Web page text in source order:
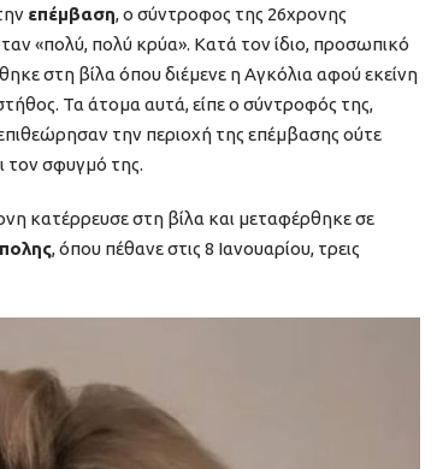
επέμβαση, ο σύντροφος της 26χρονης
«πολύ, πολύ κρύα». Κατά τον ίδιο, προσωπικό
στη βίλα όπου διέμενε η Αγκόλια αφού εκείνη
Τα άτομα αυτά, είπε ο σύντροφός της,
την περιοχή της επέμβασης ούτε
τον σφυγμό της.
κατέρρευσε στη βίλα και μεταφέρθηκε σε
, όπου πέθανε στις 8 Ιανουαρίου, τρεις